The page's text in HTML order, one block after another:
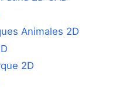
Animales 2D
2D